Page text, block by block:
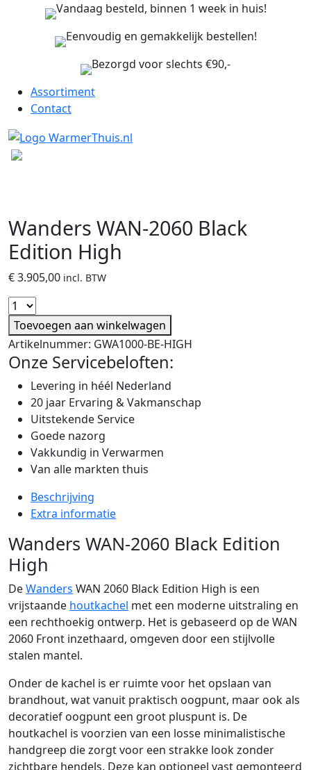
Vandaag besteld, binnen 1 week in huis!
Eenvoudig en gemakkelijk bestellen!
Bezorgd voor slechts €90,-
Assortiment
Contact
Wanders WAN-2060 Black
Edition High
€3.905,00 incl. BTW
Toevoegen aan winkelwagen
Artikelnummer: GWA1000-BE-HIGH
Onze Servicebeloften:
Levering in héél Nederland
20 jaar Ervaring & Vakmanschap
Uitstekende Service
Goede nazorg
Vakkundig in Verwarmen
Van alle markten thuis
Beschrijving
Extra informatie
Wanders WAN-2060 Black Edition
High
DeWanders WAN 2060 Black Edition High is een
vrijstaande houtkachel met een moderne uitstraling en
een rechthoekig ontwerp. Het is gebaseerd op de WAN
2060 Front inzethaard, omgeven door een stijlvolle
stalen mantel.
Onder de kachel is er ruimte voor het opslaan van
brandhout, wat vanuit praktisch oogpunt, maar ook als
decoratief oogpunt een groot pluspunt is. De
houtkachel is voorzien van een losse minimalistische
handgreep die zorgt voor een strakke look zonder
zichtbare hendels. Deze kan optioneel vast gemonteerd